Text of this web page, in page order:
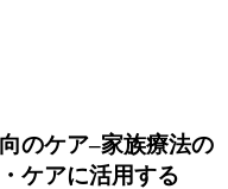
のケア–家族療法の
ケアに活用する